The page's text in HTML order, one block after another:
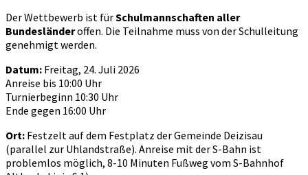
Der Wettbewerb ist fürSchulmannschaften aller
Bundesländeroffen. Die Teilnahme muss von der Schulleitung
genehmigt werden.
Datum: Freitag, 24. Juli 2026
Anreise bis 10:00 Uhr
Turnierbeginn 10:30 Uhr
Ende gegen 16:00 Uhr
Ort: Festzelt auf dem Festplatz der Gemeinde Deizisau
(parallel zur Uhlandstraße). Anreise mit der S-Bahn ist
problemlos möglich, 8-10 Minuten Fußweg vom S-Bahnhof